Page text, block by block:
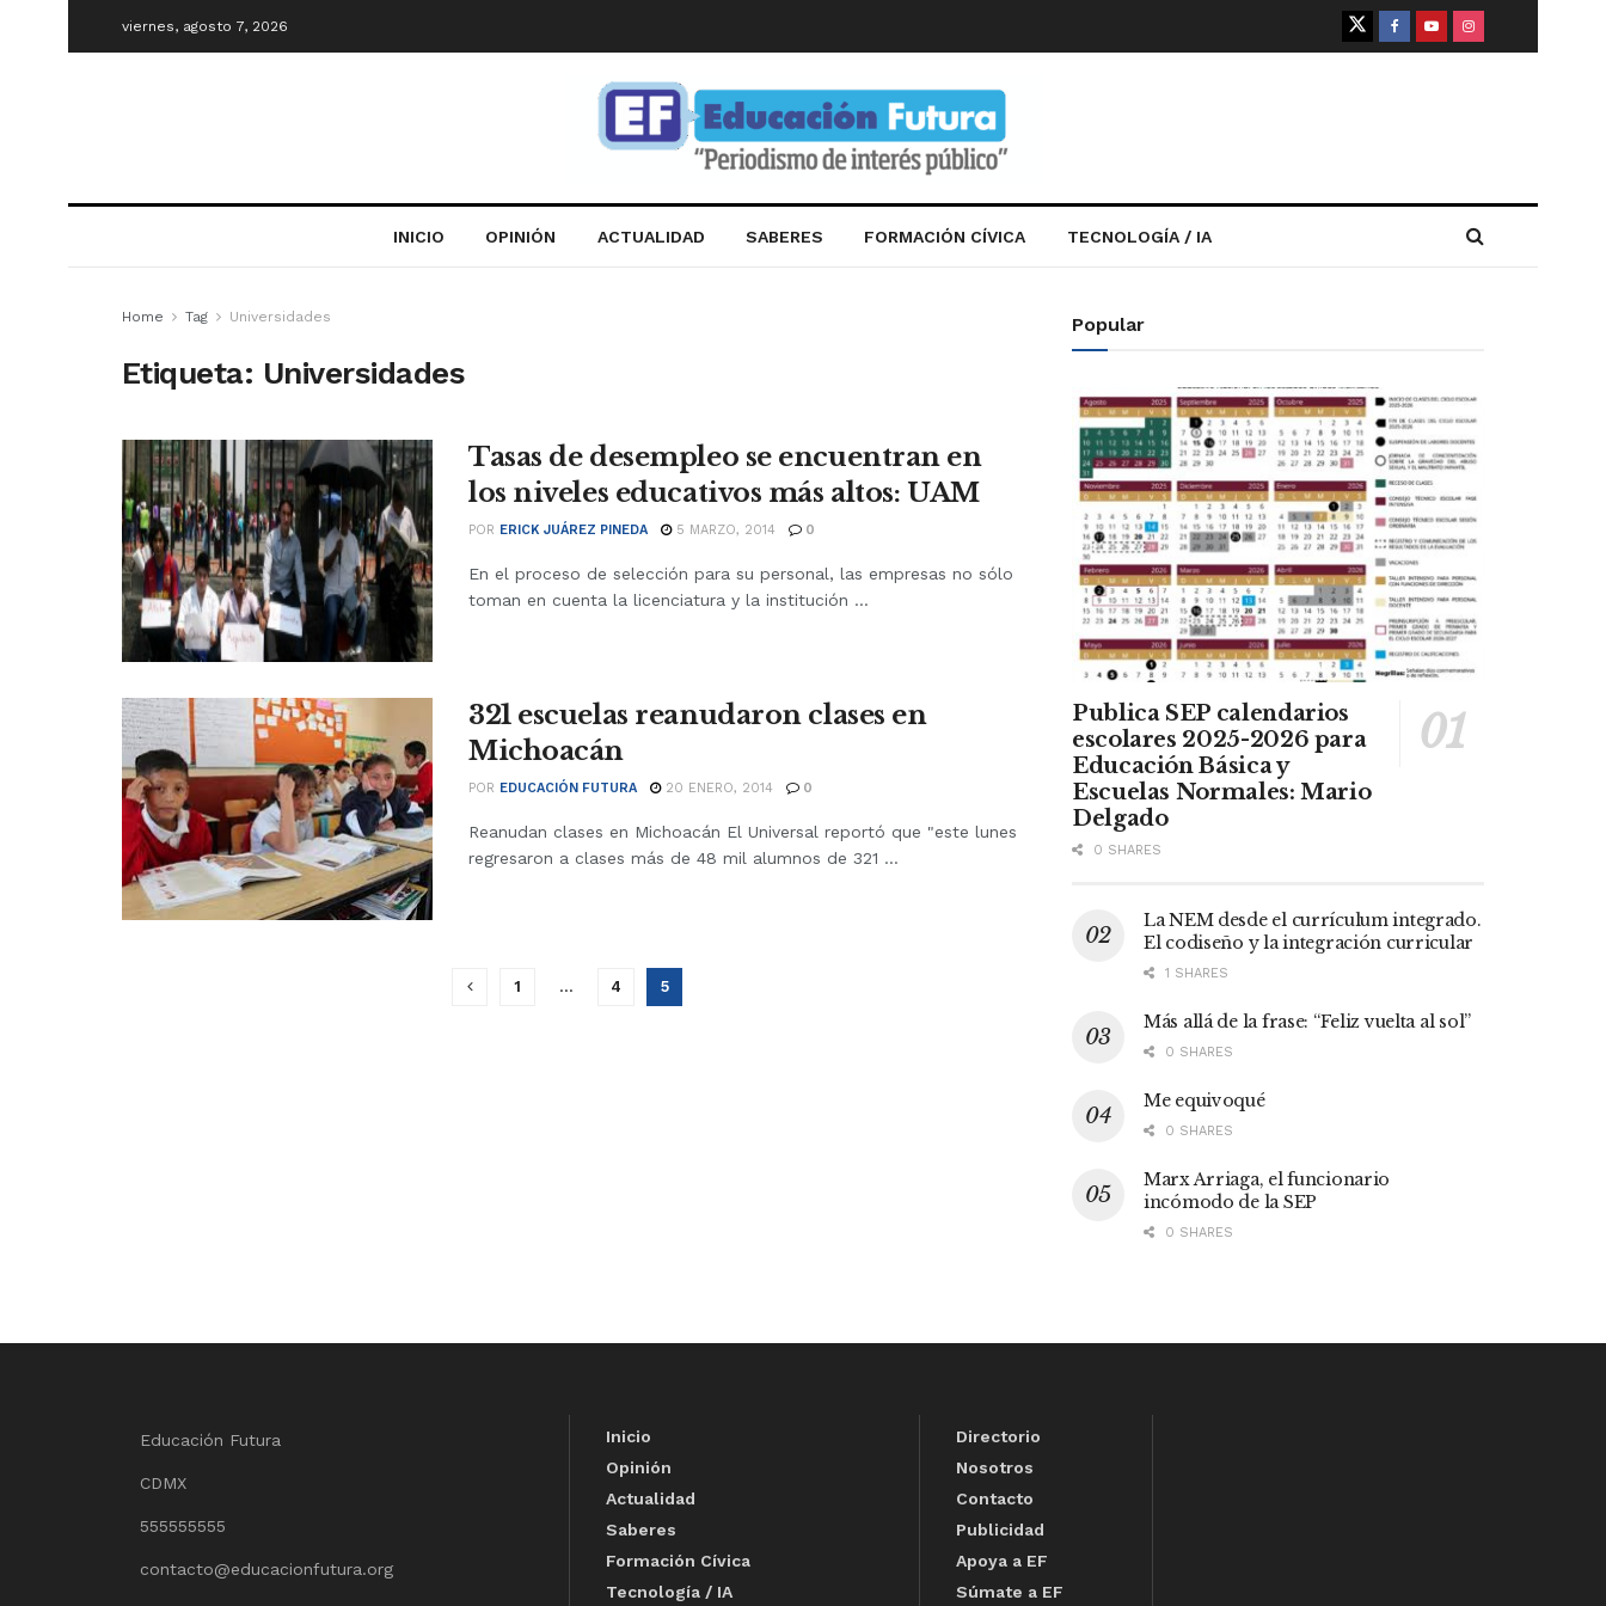
viernes, agosto 7, 2026
INICIO OPINIÓN ACTUALIDAD SABERES FORMACIÓN CÍVICA TECNOLOGÍA / IA
Home Tag Universidades
Etiqueta: Universidades
Tasas de desempleo se encuentran en
los niveles educativos más altos: UAM
POR ERICK JUÁREZ PINEDA 5 MARZO, 2014 0
En el proceso de selección para su personal, las empresas no sólo
toman en cuenta la licenciatura y la institución ...
321 escuelas reanudaron clases en
Michoacán
POR EDUCACIÓN FUTURA 20 ENERO, 2014 0
Reanudan clases en Michoacán El Universal reportó que "este lunes
regresaron a clases más de 48 mil alumnos de 321 ...
1 … 4 5
Popular
Publica SEP calendarios
escolares 2025-2026 para
Educación Básica y
Escuelas Normales: Mario
Delgado
0 SHARES
La NEM desde el currículum integrado.
El codiseño y la integración curricular
1 SHARES
Más allá de la frase: “Feliz vuelta al sol”
0 SHARES
Me equivoqué
0 SHARES
Marx Arriaga, el funcionario
incómodo de la SEP
0 SHARES
Educación Futura
CDMX
555555555
contacto@educacionfutura.org
Inicio
Opinión
Actualidad
Saberes
Formación Cívica
Tecnología / IA
Directorio
Nosotros
Contacto
Publicidad
Apoya a EF
Súmate a EF